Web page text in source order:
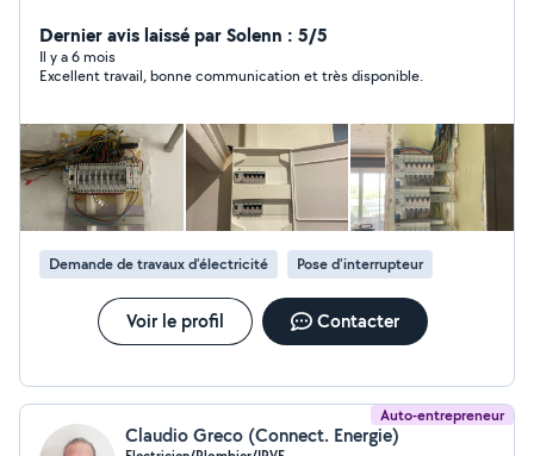
********************************************* - Cuisine/ SDB /
Dépannage Express
********************************************* - Pompe de
Dernier avis laissé par Solenn : 5/5
Il y a 6 mois
Excellent travail, bonne communication et très disponible.
Demande de travaux d’électricité Pose d'interrupteur
Voir le profil Contacter
Auto-entrepreneur
Claudio Greco (Connect. Energie)